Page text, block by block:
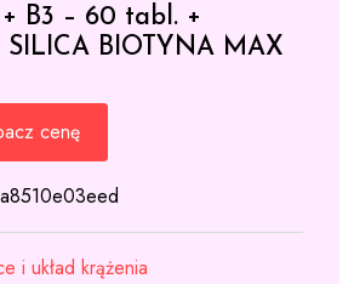
B3 – 60 tabl. +
SILICA BIOTYNA MAX
cenę
i układ krążenia